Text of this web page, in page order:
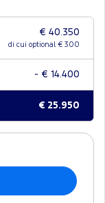
€ 40.350
di cui optional € 300
- € 14.400
€ 25.950